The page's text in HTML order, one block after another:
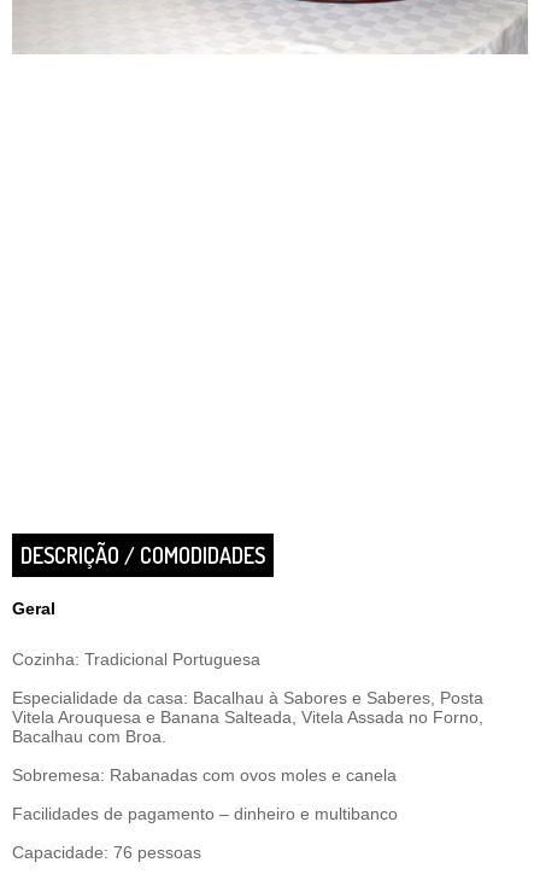
DESCRIÇÃO / COMODIDADES
Geral
Cozinha: Tradicional Portuguesa
Especialidade da casa: Bacalhau à Sabores e Saberes, Posta
Vitela Arouquesa e Banana Salteada, Vitela Assada no Forno,
Bacalhau com Broa.
Sobremesa: Rabanadas com ovos moles e canela
Facilidades de pagamento – dinheiro e multibanco
Capacidade: 76 pessoas